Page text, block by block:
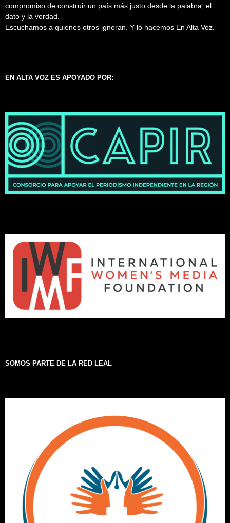
compromiso de construir un país más justo desde la palabra, el
dato y la verdad.
Escuchamos a quienes otros ignoran. Y lo hacemos En Alta Voz.
EN ALTA VOZ ES APOYADO POR:
SOMOS PARTE DE LA RED LEAL